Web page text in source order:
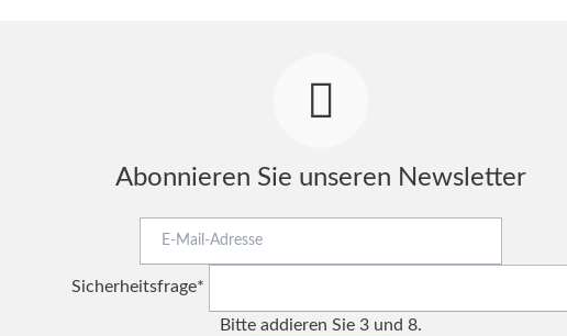
Abonnieren Sie unseren Newsletter
Adresse
Pflichtfeld
Sicherheitsfrage*
Bitte addieren Sie 3 und 8.